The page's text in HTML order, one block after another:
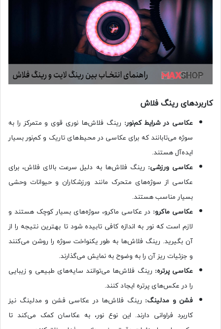
کاربردهای رینگ فلاش
عکاسی در شرایط کم‌نور: رینگ فلاش‌ها نوری قوی و متمرکز را به
سوژه می‌تابانند که برای عکاسی در محیط‌های تاریک و کم‌نور بسیار
ایده‌آل هستند.
عکاسی ورزشی: رینگ فلاش‌ها به دلیل سرعت بالای فلاش، برای
عکاسی از سوژه‌های متحرک مانند ورزشکاران و حیوانات وحشی
بسیار مناسب هستند.
عکاسی ماکرو: در عکاسی ماکرو، سوژه‌های بسیار کوچک هستند و
لازم است که نور به اندازه کافی تابیده شود تا بهترین نتیجه را از
آن بگیرید. رینگ فلاش‌ها به طور یکنواخت سوژه را روشن می‌کنند
و جزئیات ریز آن را به وضوح به نمایش می‌گذارند.
عکاسی پرتره: رینگ فلاش‌ها می‌توانند سایه‌های طبیعی و زیبایی
را در عکس‌های پرتره ایجاد کنند.
فشن و مدلینگ: رینگ فلاش‌ها در عکاسی فشن و مدلینگ نیز
کاربرد فراوانی دارند. این نوع نور، به عکاسان کمک می‌کند تا